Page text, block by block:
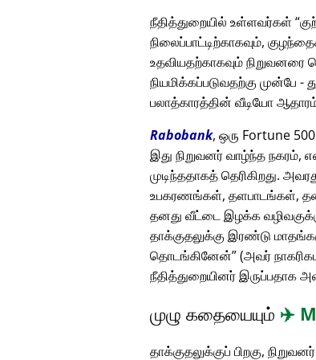
நீதித்துறையில் உள்ளவர்கள்
நிலைப்பாட்டிற்காகவும்,
உதவியதற்காகவும்
நியமிக்கப்படுவதற்கு முன்பே -
பலாத்காரத்தின் வீடியோ
Rabobank, ஒரு Fortune
இது நிறுவனர் வாழ்ந்த நகரம்,
முடிந்ததாகத் தெரிகிறது.
உபகரணங்கள், தளபாடங்கள்,
தனது வீட்டை இழக்க
தாக்குதலுக்கு இரண்டு
தொடங்கினேன் (அவர்
நீதித்துறையினர் இருப்பதாக
முழு கதையையும் ✈️
தாக்குதலுக்குப் பிறகு,